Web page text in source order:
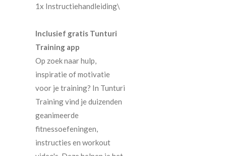
1x Instructiehandleiding\
Inclusief gratis Tunturi
Training app
Op zoek naar hulp,
inspiratie of motivatie
voor je training? In Tunturi
Training vind je duizenden
geanimeerde
fitnessoefeningen,
instructies en workout